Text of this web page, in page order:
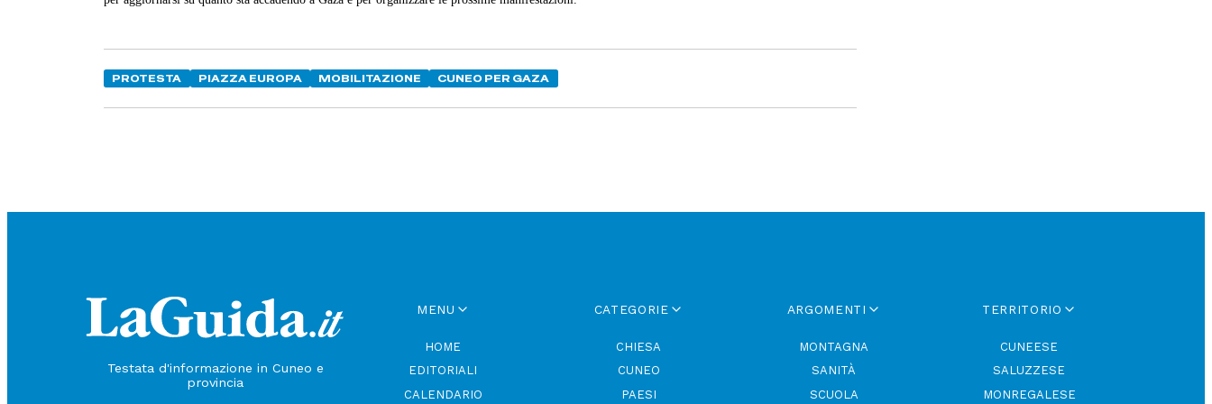
PROTESTA PIAZZA EUROPA MOBILITAZIONE CUNEO PER GAZA
Testata d'informazione in Cuneo e
provincia
MENU
HOME
EDITORIALI
CALENDARIO
CATEGORIE
CHIESA
CUNEO
PAESI
ARGOMENTI
MONTAGNA
SANITÀ
SCUOLA
TERRITORIO
CUNEESE
SALUZZESE
MONREGALESE